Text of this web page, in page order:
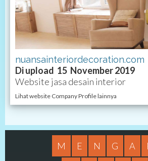
nuansainteriordecoration.com
Di upload 15 November 2019
Website jasa desain interior
Lihat website Company Profile lainnya
M E N G A